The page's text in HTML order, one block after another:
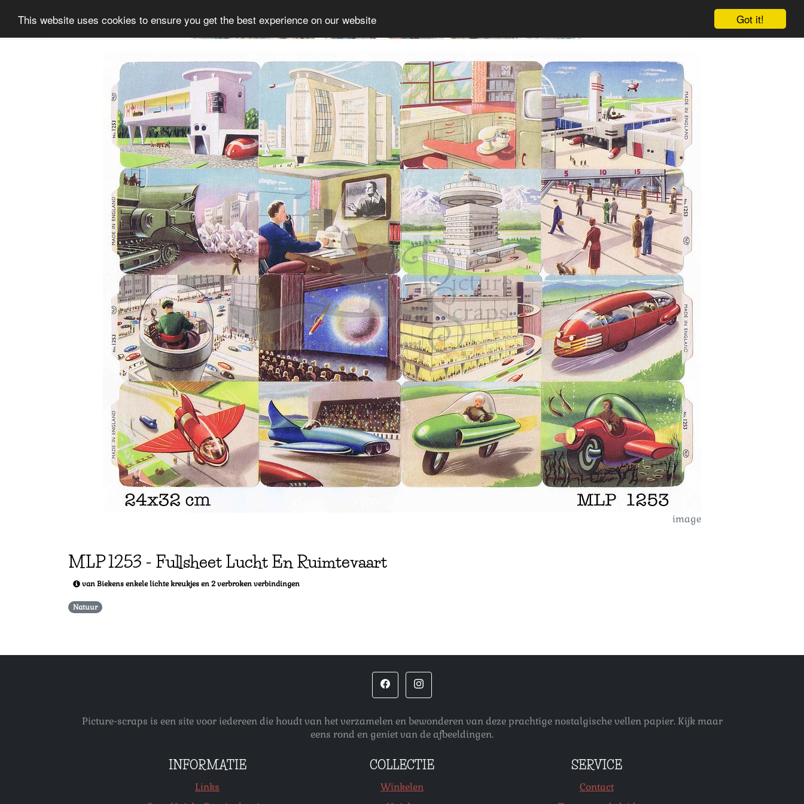
Got it!
This website uses cookies to ensure you get the best experience on our website
Informatie Collectie Aanmelden
image
MLP1253 - Fullsheet Lucht En Ruimtevaart
van Biekens enkele lichte kreukjes en 2 verbroken verbindingen
Natuur
Picture-scraps is een site voor iedereen die houdt van het verzamelen en bewonderen van deze prachtige nostalgische vellen papier. Kijk maar
eens rond en geniet van de afbeeldingen.
INFORMATIE
Links
COLLECTIE
Winkelen
SERVICE
Contact